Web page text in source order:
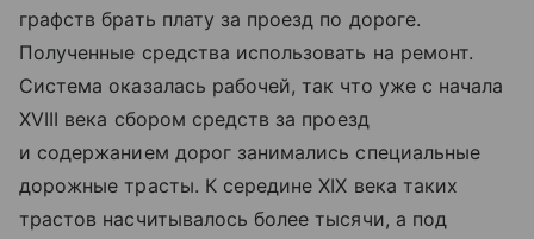
графств брать плату за проезд по дороге.
Полученные средства использовать на ремонт.
Система оказалась рабочей, так что уже с начала
XVIII века сбором средств за проезд
и содержанием дорог занимались специальные
дорожные трасты. К середине XIX века таких
трастов насчитывалось более тысячи, а под